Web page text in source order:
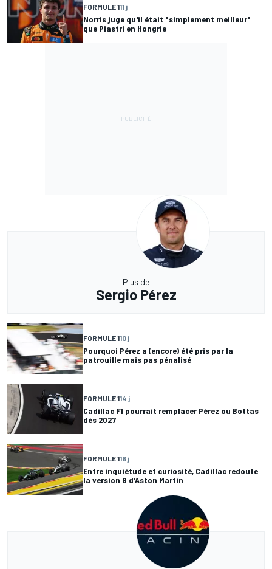
FORMULE 111 j
Norris juge qu'il était "simplement meilleur"
que Piastri en Hongrie
Plus de
Sergio Pérez
FORMULE 110 j
Pourquoi Pérez a (encore) été pris par la
patrouille mais pas pénalisé
FORMULE 114 j
Cadillac F1 pourrait remplacer Pérez ou Bottas
dès 2027
FORMULE 116 j
Entre inquiétude et curiosité, Cadillac redoute
la version B d'Aston Martin